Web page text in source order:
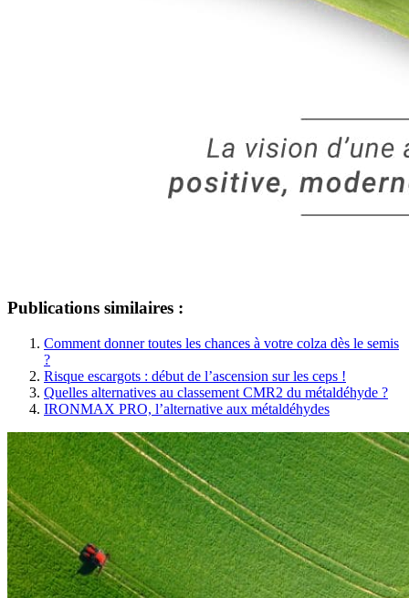
Publications similaires :
Comment donner toutes les chances à votre colza dès le semis
?
Risque escargots : début de l’ascension sur les ceps !
Quelles alternatives au classement CMR2 du métaldéhyde ?
IRONMAX PRO, l’alternative aux métaldéhydes